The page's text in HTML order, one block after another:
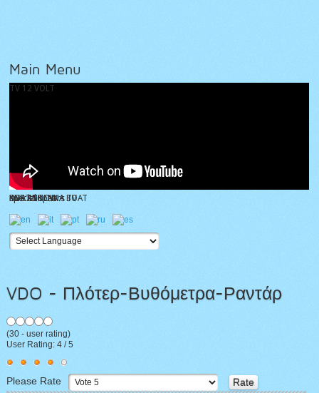
Main Menu
TV 12 VOLT
KNS ANTENNA TV
BOAT SHOW
special spears
DVB ANTENNA BOAT
KNS Z10
VDO - Πλότερ-Βυθόμετρα-Ραντάρ
(30- user rating)
User Rating: 4/5
Please Rate